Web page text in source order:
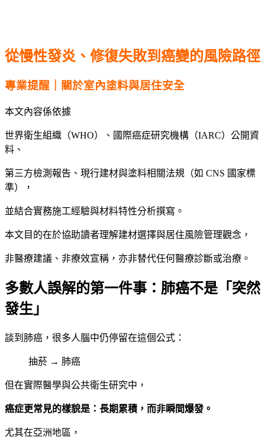
從慢性發炎、修復失敗到癌變的風險路徑
專業提醒｜關於室內塗料與居住安全
本文內容係依據
世界衛生組織（WHO）、國際癌症研究機構（IARC）公開資
料、
第三方檢測報告、現行建材與塗料相關法規（如 CNS 國家標
準），
並結合實務施工經驗與材料特性分析撰寫。
本文目的在於協助讀者理解建材選擇與居住風險管理觀念，
非醫療建議、非療效宣稱，亦非替代任何醫療診斷或治療。
多數人誤解的第一件事：肺癌不是「突然
發生」
談到肺癌，很多人腦中仍停留在這個公式：
抽菸 → 肺癌
但在實際醫學與公共衛生研究中，
癌症更常見的樣貌是：長期累積，而非瞬間爆發。
尤其在亞洲地區，